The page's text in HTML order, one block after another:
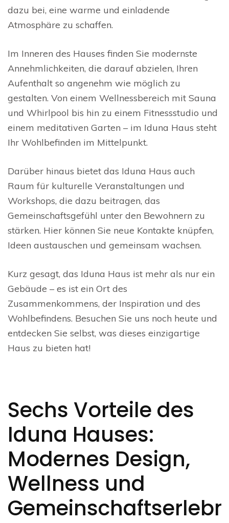
dazu bei, eine warme und einladende
Atmosphäre zu schaffen.
Im Inneren des Hauses finden Sie modernste
Annehmlichkeiten, die darauf abzielen, Ihren
Aufenthalt so angenehm wie möglich zu
gestalten. Von einem Wellnessbereich mit Sauna
und Whirlpool bis hin zu einem Fitnessstudio und
einem meditativen Garten – im Iduna Haus steht
Ihr Wohlbefinden im Mittelpunkt.
Darüber hinaus bietet das Iduna Haus auch
Raum für kulturelle Veranstaltungen und
Workshops, die dazu beitragen, das
Gemeinschaftsgefühl unter den Bewohnern zu
stärken. Hier können Sie neue Kontakte knüpfen,
Ideen austauschen und gemeinsam wachsen.
Kurz gesagt, das Iduna Haus ist mehr als nur ein
Gebäude – es ist ein Ort des
Zusammenkommens, der Inspiration und des
Wohlbefindens. Besuchen Sie uns noch heute und
entdecken Sie selbst, was dieses einzigartige
Haus zu bieten hat!
Sechs Vorteile des
Iduna Hauses:
Modernes Design,
Wellness und